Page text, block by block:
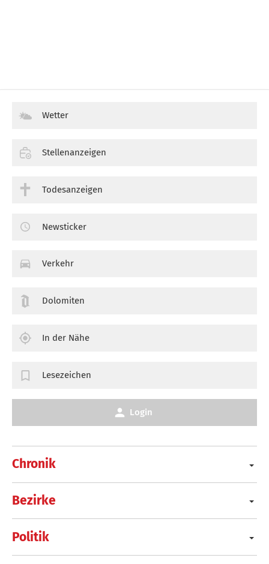
Chronik
Bezirke
Politik
Wetter
Stellenanzeigen
Todesanzeigen
Newsticker
Verkehr
Dolomiten
In der Nähe
Lesezeichen
Login